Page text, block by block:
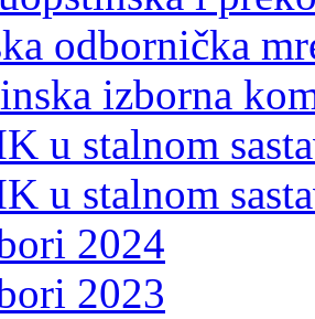
odbornička
izborna
u stalnom
u stalnom
2024
2023